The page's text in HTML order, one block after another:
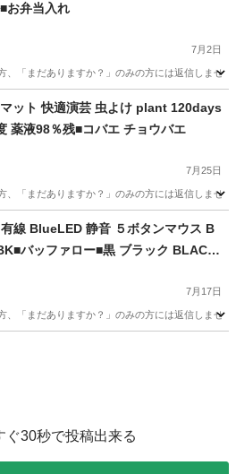
お弁当入れ
7月2日
「まだありますか？」のみの方には返信しませ
レジャーシート
ット 快適演芸 虫よけ plant 120days
薬液98％残■コバエ チョウバエ
7月25日
「まだありますか？」のみの方には返信しませ
線 BlueLED 静音 ５ボタンマウス B
バッファロー■黒 ブラック BLACK
7月17日
「まだありますか？」のみの方には返信しませ
ぐ30秒で投稿出来る